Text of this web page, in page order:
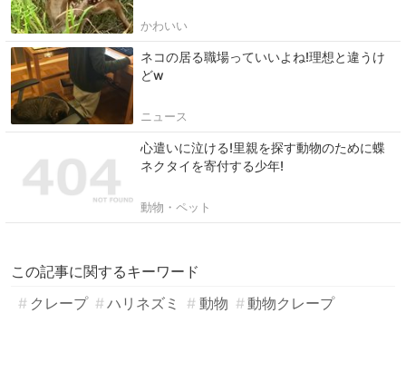
かわいい
ネコの居る職場っていいよね!理想と違うけ
どw
ニュース
心遣いに泣ける!里親を探す動物のために蝶
ネクタイを寄付する少年!
動物・ペット
この記事に関するキーワード
クレープ
ハリネズミ 動物 動物クレープ